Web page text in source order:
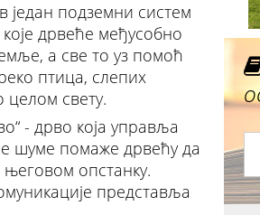
један подземни систем
дрвеће међусобно
а све то уз помоћ
птица, слепих
свету.
- дрво која управља
шуме помаже дрвећу да
опстанку.
представља